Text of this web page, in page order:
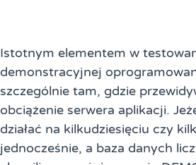
Istotnym elementem w
demonstracyjnej
szczególnie tam, gdzie
obciążenie serwera aplikacji.
działać na kilkudziesięciu czy
jednocześnie, a baza danych